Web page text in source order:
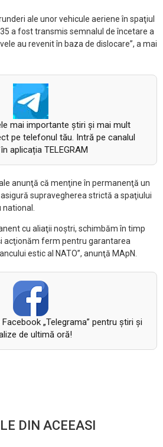
ale unor vehicule aeriene în spaţiul
a fost transmis semnalul de încetare a
au revenit în baza de dislocare”, a mai
mai importante știri și mai mult
pe telefonul tău. Intră pe canalul
aplicația TELEGRAM
anunţă că menţine în permanenţă un
supravegherea strictă a spaţiului
national.
cu aliaţii noştri, schimbăm în timp
acţionăm ferm pentru garantarea
estic al NATO”, anunţă MApN.
„Telegrama” pentru ştiri şi
de ultimă oră!
DIN ACEEASI